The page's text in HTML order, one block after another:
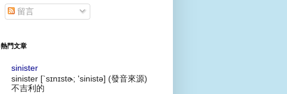
留言
熱門文章
sinister
sinister [`sɪnɪstɚ; 'sinistə] (發音來源)
不吉利的